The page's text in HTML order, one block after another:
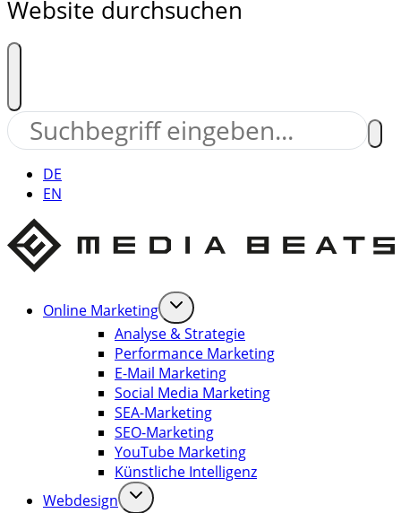
Website durchsuchen
DE
EN
Online Marketing
Analyse & Strategie
Performance Marketing
E-Mail Marketing
Social Media Marketing
SEA-Marketing
SEO-Marketing
YouTube Marketing
Künstliche Intelligenz
Webdesign